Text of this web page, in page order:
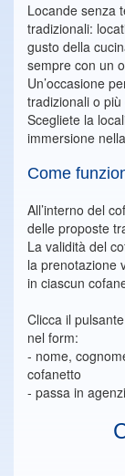
Locande senza
tradizionali:
gusto della
sempre con un
Un’occasione
tradizionali o
Scegliete la
immersione
Come
All’interno del
delle proposte
La validità del
la prenotazione
in ciascun
Clicca il
nel form:
- nome,
cofanetto
- passa in